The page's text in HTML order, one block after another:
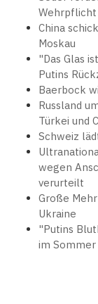
Wehrpflicht
China
Moskau
"Das Glas
Putins
Baerbock
Russland
Türkei und
Schweiz
wegen
verurteilt
Große
Ukraine
"Putins
im Sommer